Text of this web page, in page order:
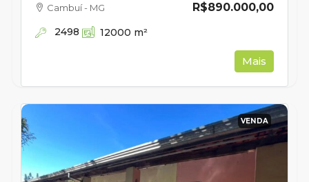
R$890.000,00
Cambuí - MG
2498 12000 m²
Mais
VENDA